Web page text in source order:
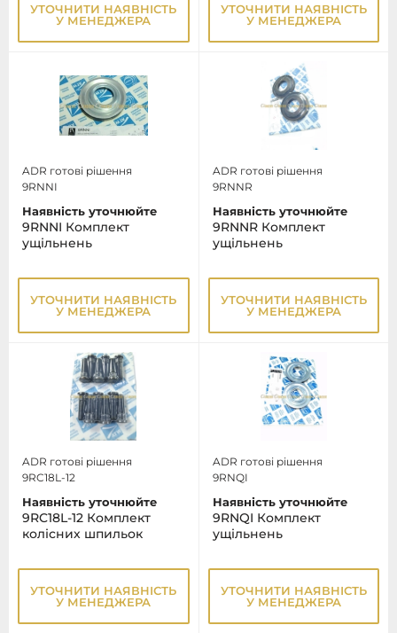
УТОЧНИТИ НАЯВНІСТЬ
У МЕНЕДЖЕРА
УТОЧНИТИ НАЯВНІСТЬ
У МЕНЕДЖЕРА
ADR готові рішення
9RNNI
Наявність уточнюйте
9RNNI Комплект
ущільнень
УТОЧНИТИ НАЯВНІСТЬ
У МЕНЕДЖЕРА
ADR готові рішення
9RNNR
Наявність уточнюйте
9RNNR Комплект
ущільнень
УТОЧНИТИ НАЯВНІСТЬ
У МЕНЕДЖЕРА
ADR готові рішення
9RC18L-12
Наявність уточнюйте
9RC18L-12 Комплект
колісних шпильок
УТОЧНИТИ НАЯВНІСТЬ
У МЕНЕДЖЕРА
ADR готові рішення
9RNQI
Наявність уточнюйте
9RNQI Комплект
ущільнень
УТОЧНИТИ НАЯВНІСТЬ
У МЕНЕДЖЕРА